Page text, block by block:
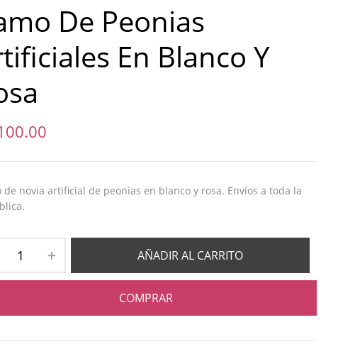
De Peonias
En Blanco Y
de novia artificial de peonias en blanco y rosa. Envíos a toda la
AÑADIR AL CARRITO
COMPRAR